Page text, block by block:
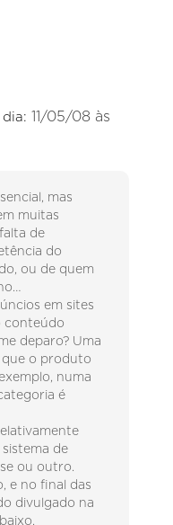
11/05/08 às
mas
muitas
de
do
ou de quem
em sites
conteúdo
deparo? Uma
que o produto
numa
é
de
ou outro.
e no final das
divulgado na